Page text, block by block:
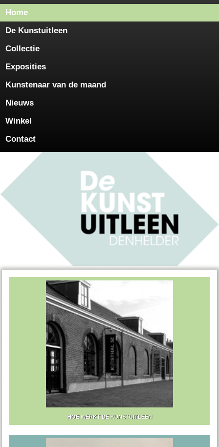
Home
De Kunstuitleen
Collectie
Exposities
Kunstenaar van de maand
Nieuws
Winkel
Contact
HOE WERKT DE KUNSTUITLEEN